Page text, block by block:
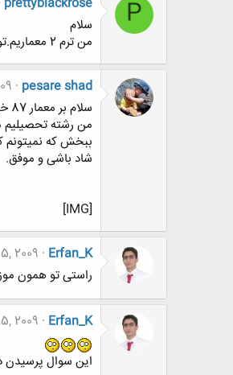
P
سلام
من ترم 2 معماريم.توي بيان معماري تقريبا هيچي بلد نيستم.واقعا نميدونم چيكار كنم.
pesare shad
سلام بر معمار 87 خودمون
من رشته
ببخش که نمیتونم
شاد باشی و موفق.
[IMG]
Erfan_K
2009
راستی تو همون
Erfan_K
2009
این سوال پرسیدن